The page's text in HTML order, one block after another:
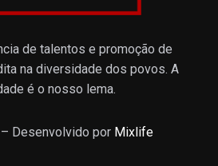
de talentos e promoção de
na diversidade dos povos. A
é o nosso lema.
Desenvolvido por Mixlife